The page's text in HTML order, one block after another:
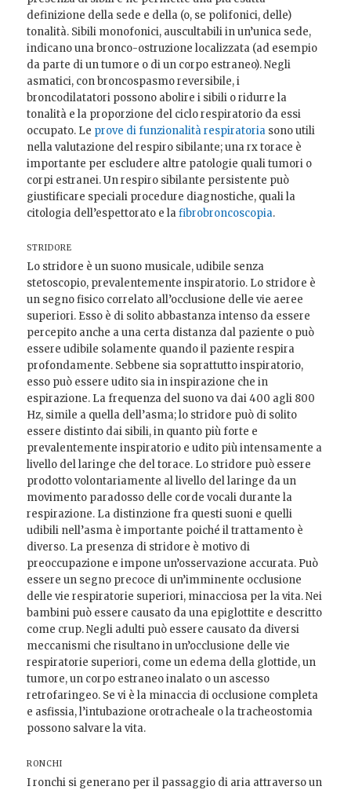
definizione della sede e della (o, se polifonici, delle)
tonalità. Sibili monofonici, auscultabili in un’unica sede,
indicano una bronco-ostruzione localizzata (ad esempio
da parte di un tumore o di un corpo estraneo). Negli
asmatici, con broncospasmo reversibile, i
broncodilatatori possono abolire i sibili o ridurre la
tonalità e la proporzione del ciclo respiratorio da essi
occupato. Le prove di funzionalità respiratoria sono utili
nella valutazione del respiro sibilante; una rx torace è
importante per escludere altre patologie quali tumori o
corpi estranei. Un respiro sibilante persistente può
giustificare speciali procedure diagnostiche, quali la
citologia dell’espettorato e lafibrobroncoscopia.
STRIDORE
Lo stridore è un suono musicale, udibile senza
stetoscopio, prevalentemente inspiratorio. Lo stridore è
un segno fisico correlato all’occlusione delle vie aeree
superiori. Esso è di solito abbastanza intenso da essere
percepito anche a una certa distanza dal paziente o può
essere udibile solamente quando il paziente respira
profondamente. Sebbene sia soprattutto inspiratorio,
esso può essere udito sia in inspirazione che in
espirazione. La frequenza del suono va dai 400 agli 800
Hz, simile a quella dell’asma; lo stridore può di solito
essere distinto dai sibili, in quanto più forte e
prevalentemente inspiratorio e udito più intensamente a
livello del laringe che del torace. Lo stridore può essere
prodotto volontariamente al livello del laringe da un
movimento paradosso delle corde vocali durante la
respirazione. La distinzione fra questi suoni e quelli
udibili nell’asma è importante poiché il trattamento è
diverso. La presenza di stridore è motivo di
preoccupazione e impone un’osservazione accurata. Può
essere un segno precoce di un’imminente occlusione
delle vie respiratorie superiori, minacciosa per la vita. Nei
bambini può essere causato da una epiglottite e descritto
come crup. Negli adulti può essere causato da diversi
meccanismi che risultano in un’occlusione delle vie
respiratorie superiori, come un edema della glottide, un
tumore, un corpo estraneo inalato o un ascesso
retrofaringeo. Se vi è la minaccia di occlusione completa
e asfissia, l’intubazione orotracheale o la tracheostomia
possono salvare la vita.
RONCHI
I ronchi si generano per il passaggio di aria attraverso un